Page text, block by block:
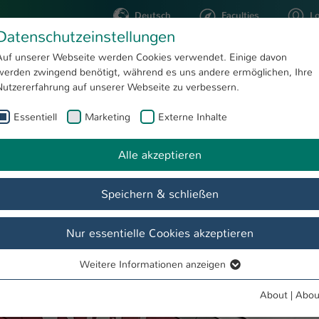
Deutsch Faculties
STUDYING
PM 21-10-13 Impfbus-Aktion an den Standorten der Hochschule Kaiserslautern ein voller Erfolg
unserer Webseite werden Cookies verwendet. Einige davon
zwingend benötigt, während es uns andere ermöglichen, Ihre
auf unserer Webseite zu verbessern.
Essentiell Marketing Externe Inhalte
Alle akzeptieren
Speichern & schließen
Nur essentielle Cookies akzeptieren
Essentielle Cookies werden für grundlegende Funktionen der
Weitere Informationen anzeigen
About |